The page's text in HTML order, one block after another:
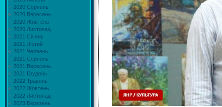
2020 Серпень
2020 Вересень
2020 Жовтень
2020 Листопад
2021 Січень
2021 Лютий
2021 Червень
2021 Серпень
2021 Вересень
2021 Грудень
2022 Травень
2022 Жовтень
2022 Листопад
2023 Березень